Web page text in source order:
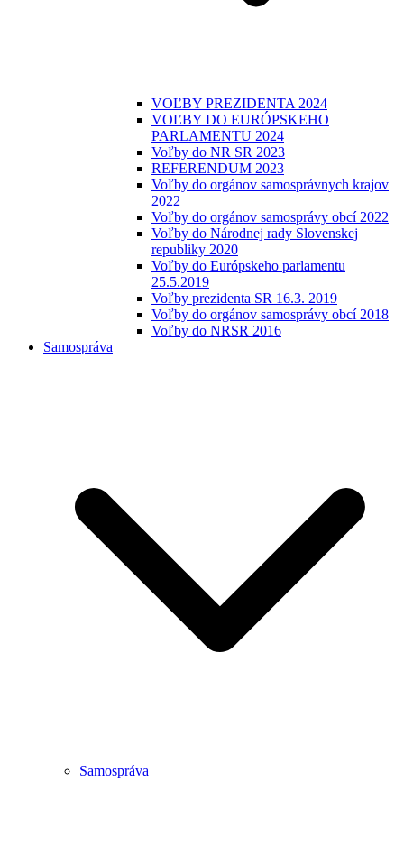
VOĽBY PREZIDENTA 2024
VOĽBY DO EURÓPSKEHO
PARLAMENTU 2024
Voľby do NR SR 2023
REFERENDUM 2023
Voľby do orgánov samosprávnych krajov
2022
Voľby do orgánov samosprávy obcí 2022
Voľby do Národnej rady Slovenskej
republiky 2020
Voľby do Európskeho parlamentu
25.5.2019
Voľby prezidenta SR 16.3. 2019
Voľby do orgánov samosprávy obcí 2018
Voľby do NRSR 2016
Samospráva
Samospráva